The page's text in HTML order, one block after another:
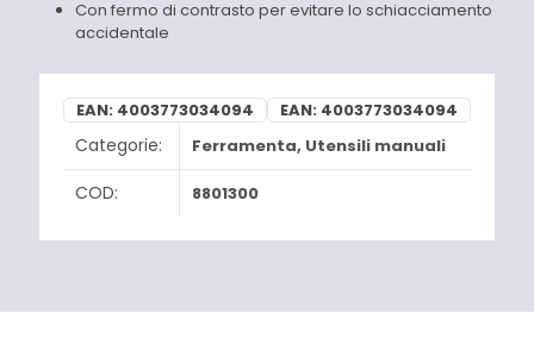
Con fermo di contrasto per evitare lo schiacciamento
accidentale
EAN: 4003773034094 EAN: 4003773034094
Categorie: Ferramenta, Utensili manuali
COD: 8801300